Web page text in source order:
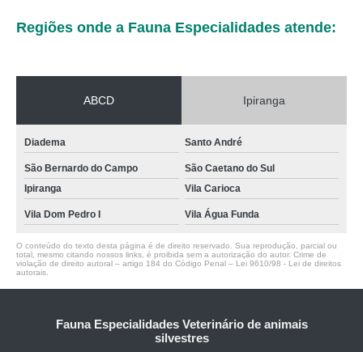
Regiões onde a Fauna Especialidades atende:
ABCD Ipiranga
Diadema Santo André
São Bernardo do Campo
São Caetano do Sul
Ipiranga
Vila Carioca
Vila Dom Pedro I Vila Água Funda
O conteúdo do texto desta página é de direito reservado. Sua reprodução, parcial ou
total, mesmo citando nossos links, é proibida sem a autorização do autor. Crime de
violação de direito autoral – artigo 184 do Código Penal – Lei 9610/98 - Lei de direitos
autorais
Fauna Especialidades Veterinário de animais
silvestres